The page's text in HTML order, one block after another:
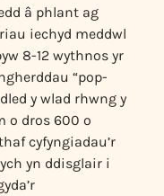
â phlant ag
iechyd meddwl
8-12 wythnos yr
“pop-
y wlad rhwng y
o dros 600 o
cyfyngiadau’r
yn ddisglair i